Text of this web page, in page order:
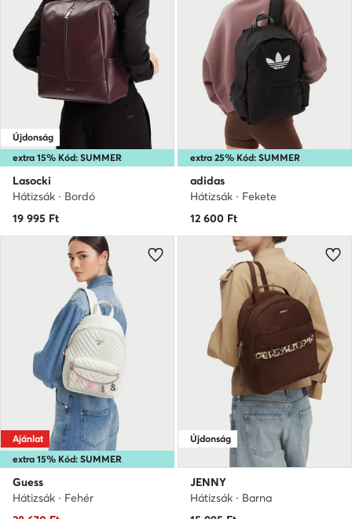
extra 15% Kód: SUMMER
Újdonság
Lasocki
Hátizsák · Bordó
19 995 Ft
extra 25% Kód: SUMMER
adidas
Hátizsák · Fekete
12 600 Ft
extra 15% Kód: SUMMER
Ajánlat
Guess
Hátizsák · Fehér
Újdonság
JENNY
Hátizsák · Barna